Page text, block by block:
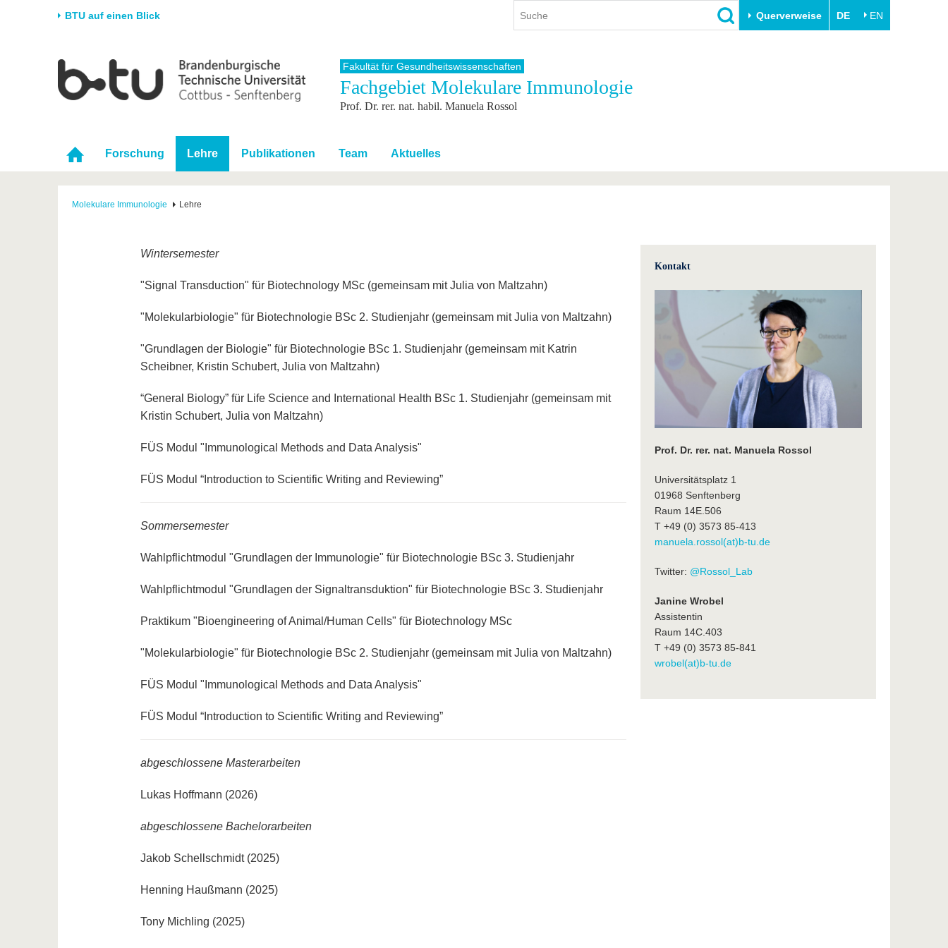
BTU auf einen Blick Querverweise DE EN
Universität
Karriere & Engagement
Partnerschaften &
Strukturwandel
Forschung
Förderung
Wissenschaftlicher
Nachwuchs
Studium
Studienangebot
Im Studium
Nach dem Studium
International
Internationales Profil
Mit der BTU ins Ausland
Für internationale
Studierende
Weiterbildung
Innovative Transferprojekte
BTU & Region erleben
Fakultät für Gesundheitswissenschaften
Fachgebiet Molekulare Immunologie
Prof. Dr. rer. nat. habil. Manuela Rossol
Forschung Lehre Publikationen Team Aktuelles
Molekulare Immunologie Lehre
Wintersemester
"Signal Transduction" für Biotechnology MSc (gemeinsam mit Julia von Maltzahn)
"Molekularbiologie" für Biotechnologie BSc 2. Studienjahr (gemeinsam mit Julia von Maltzahn)
"Grundlagen der Biologie" für Biotechnologie BSc 1. Studienjahr (gemeinsam mit Katrin
Scheibner, Kristin Schubert, Julia von Maltzahn)
“General Biology” für Life Science and International Health BSc 1. Studienjahr (gemeinsam mit
Kristin Schubert, Julia von Maltzahn)
FÜS Modul "Immunological Methods and Data Analysis"
FÜS Modul “Introduction to Scientific Writing and Reviewing”
Sommersemester
Wahlpflichtmodul "Grundlagen der Immunologie" für Biotechnologie BSc 3. Studienjahr
Wahlpflichtmodul "Grundlagen der Signaltransduktion" für Biotechnologie BSc 3. Studienjahr
Praktikum "Bioengineering of Animal/Human Cells" für Biotechnology MSc
"Molekularbiologie" für Biotechnologie BSc 2. Studienjahr (gemeinsam mit Julia von Maltzahn)
FÜS Modul "Immunological Methods and Data Analysis"
FÜS Modul “Introduction to Scientific Writing and Reviewing”
abgeschlossene Masterarbeiten
Lukas Hoffmann (2026)
abgeschlossene Bachelorarbeiten
Jakob Schellschmidt (2025)
Henning Haußmann (2025)
Tony Michling (2025)
Kontakt
Prof. Dr. rer. nat. Manuela Rossol
Universitätsplatz 1
01968 Senftenberg
Raum 14E.506
T +49 (0) 3573 85-413
manuela.rossol(at)b-tu.de
Twitter: @Rossol_Lab
Janine Wrobel
Assistentin
Raum 14C.403
T +49 (0) 3573 85-841
wrobel(at)b-tu.de